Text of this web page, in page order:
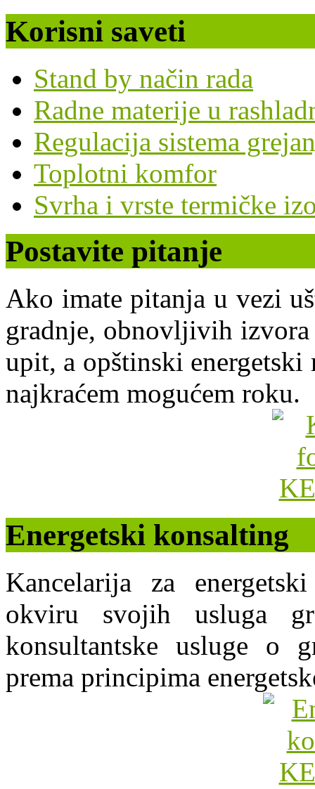
Korisni saveti
Stand by način rada
Radne materije u
Regulacija sistema
Toplotni komfor
Svrha i vrste termičke
Postavite pitanje
Ako imate pitanja u vezi
gradnje, obnovljivih izvora
upit, a opštinski energetski
najkraćem mogućem roku.
Energetski konsalting
Kancelarija za
okviru svojih usluga
konsultantske usluge o
prema principima